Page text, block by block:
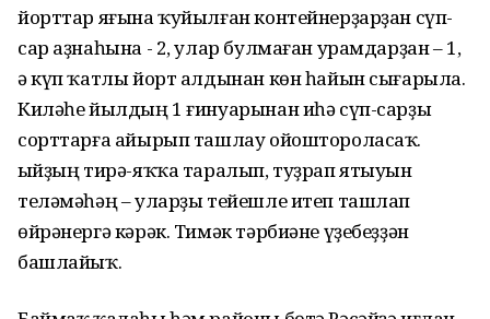
йорттар яғына ҡуйылған контейнерҙарҙан сүп-
сар аҙнаһына - 2, улар булмаған урамдарҙан – 1,
ә күп ҡатлы йорт алдынан көн һайын сығарыла.
Киләһе йылдың 1 ғинуарынан иһә сүп-сарҙы
сорттарға айырып ташлау ойоштороласаҡ.
Ҡыйҙың тирә-яҡҡа таралып, туҙрап ятыуын
теләмәһәң – уларҙы тейешле итеп ташлап
өйрәнергә кәрәк. Тимәк тәрбиәне үҙебеҙҙән
башлайыҡ.